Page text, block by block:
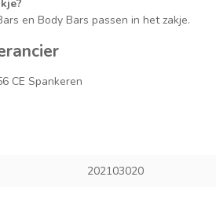
en Body Bars passen in het zakje.
CE Spankeren
202103020